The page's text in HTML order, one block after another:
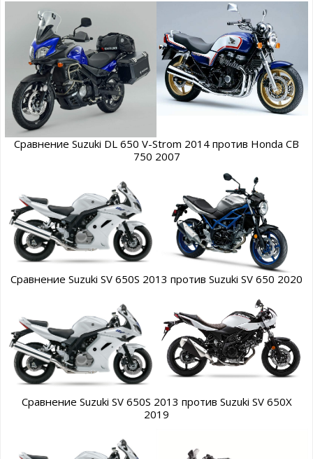
Сравнение Suzuki DL 650 V-Strom 2014 против Honda CB
750 2007
Сравнение Suzuki SV 650S 2013 против Suzuki SV 650 2020
Сравнение Suzuki SV 650S 2013 против Suzuki SV 650X
2019